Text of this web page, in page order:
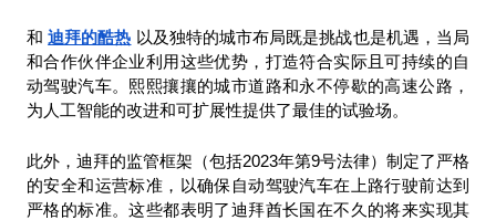
和 迪拜的酷热 以及独特的城市布局既是挑战也是机遇，当局
和合作伙伴企业利用这些优势，打造符合实际且可持续的自
动驾驶汽车。熙熙攘攘的城市道路和永不停歇的高速公路，
为人工智能的改进和可扩展性提供了最佳的试验场。
此外，迪拜的监管框架（包括2023年第9号法律）制定了严格
的安全和运营标准，以确保自动驾驶汽车在上路行驶前达到
严格的标准。这些都表明了迪拜酋长国在不久的将来实现其